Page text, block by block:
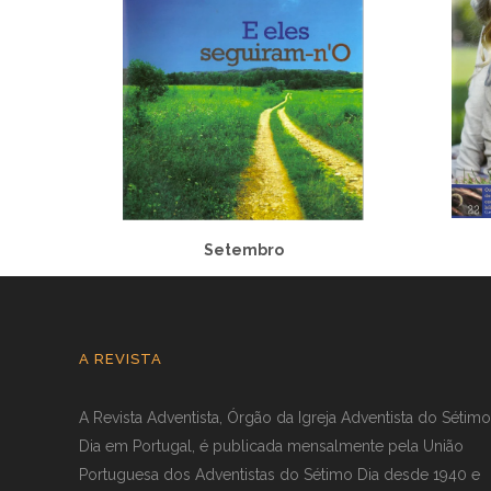
Setembro
A REVISTA
A Revista Adventista, Órgão da Igreja Adventista do Sétimo
Dia em Portugal, é publicada mensalmente pela União
Portuguesa dos Adventistas do Sétimo Dia desde 1940 e